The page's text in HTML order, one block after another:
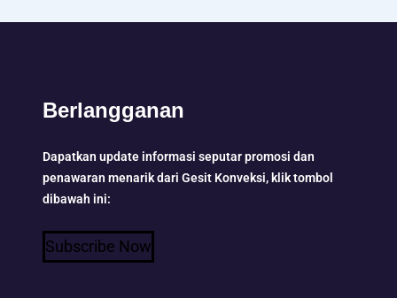
Berlangganan
Dapatkan update informasi seputar promosi dan
penawaran menarik dari Gesit Konveksi, klik tombol
dibawah ini:
Subscribe Now